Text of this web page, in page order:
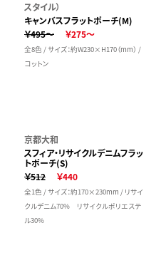
スタイル）
キャンバスフラットポーチ(M)
￥495～
￥275～
全8色 / サイズ：約W230×H170（mm） /
コットン
京都大和
スフィア・リサイクルデニムフラッ
トポーチ(S)
￥512
￥440
全1色 / サイズ：約170×230mm / リサイ
クルデニム70% リサイクルポリエステ
ル30%